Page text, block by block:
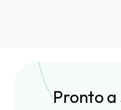
Pronto